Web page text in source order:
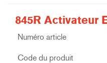
845R Activateur
Numéro article
Code du produit